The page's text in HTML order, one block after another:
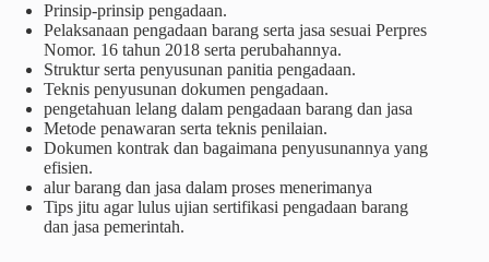
Prinsip-prinsip pengadaan.
Pelaksanaan pengadaan barang serta jasa sesuai Perpres
Nomor. 16 tahun 2018 serta perubahannya.
Struktur serta penyusunan panitia pengadaan.
Teknis penyusunan dokumen pengadaan.
pengetahuan lelang dalam pengadaan barang dan jasa
Metode penawaran serta teknis penilaian.
Dokumen kontrak dan bagaimana penyusunannya yang
efisien.
alur barang dan jasa dalam proses menerimanya
Tips jitu agar lulus ujian sertifikasi pengadaan barang
dan jasa pemerintah.